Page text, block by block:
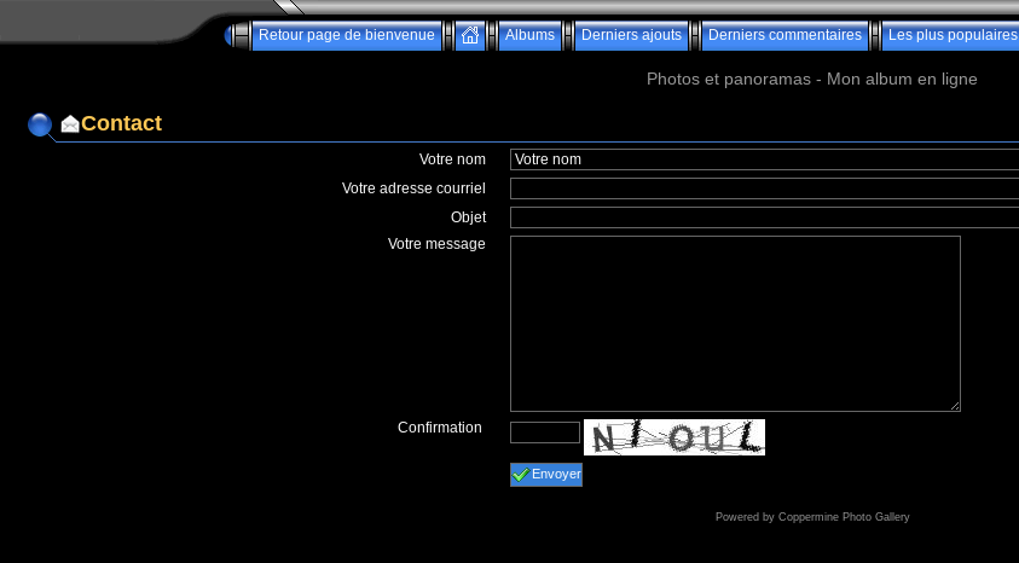
Retour page de bienvenue Albums Derniers ajouts Derniers commentaires Les plus populaires
Photos et panoramas - Mon album en ligne
Contact
Votre nom
Votre adresse courriel
Objet
Votre message
Confirmation
Envoyer
Powered by Coppermine Photo Gallery